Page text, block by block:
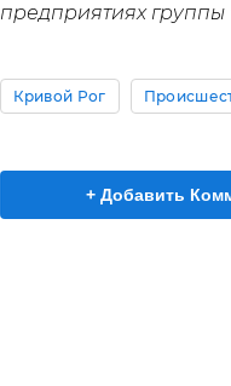
предприятиях
Кривой Рог
+ Добавить